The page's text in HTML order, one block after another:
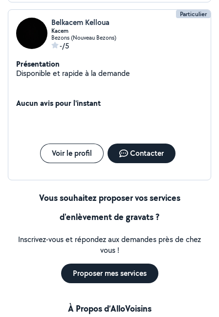
Particulier
Belkacem Kelloua
Kacem
Bezons (Nouveau Bezons)
-/5
Présentation
Disponible et rapide à la demande
Aucun avis pour l'instant
Voir le profil Contacter
Vous souhaitez proposer vos services
d'enlèvement de gravats ?
Inscrivez-vous et répondez aux demandes près de chez
vous !
Proposer mes services
À Propos d’AlloVoisins